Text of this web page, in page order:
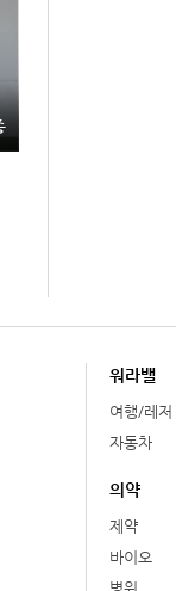
워라밸
여행/레저
자동차
의약
제약
바이오